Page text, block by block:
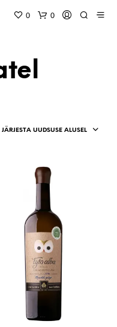
0 0
JÄRJESTA UUDSUSE ALUSEL